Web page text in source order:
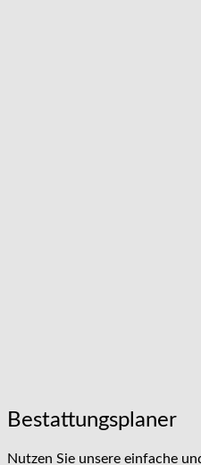
Bestattungsplaner
Nutzen Sie unsere einfache